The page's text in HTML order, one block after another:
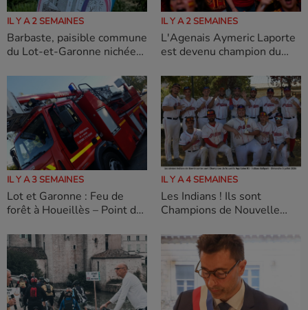
IL Y A 2 SEMAINES
Barbaste, paisible commune
du Lot-et-Garonne nichée
IL Y A 2 SEMAINES
L'Agenais Aymeric Laporte
est devenu champion du
tenu à exprimer sa joie et sa
fierté
IL Y A 3 SEMAINES
Lot et Garonne : Feu de
forêt à Houeillès – Point de
IL Y A 4 SEMAINES
Les Indians ! Ils sont
Champions de Nouvelle